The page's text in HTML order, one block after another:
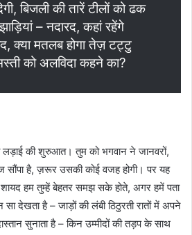
बिजली की तारें टीलों को ढक
– नदारद, कहां रहेंगे
क्या मतलब होगा तेज़ टट्टु
को अलविदा कहने का?
लड़ाई की शुरुआत। तुम को भगवान ने जानवरों,
सौंपा है, ज़रूर उसकी कोई वजह होगी। पर यह
हम तुम्हें बेहतर समझ सके होते, अगर हमें पता
सा देखता है – जाड़ों की लंबी ठिठुरती रातों में अपने
सुनाता है – किन उम्मीदों की तड़प के साथ